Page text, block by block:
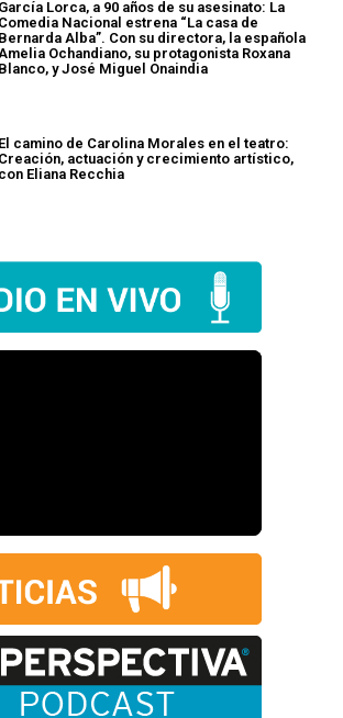
García Lorca, a 90 años de su asesinato: La
Comedia Nacional estrena “La casa de
Bernarda Alba”. Con su directora, la española
Amelia Ochandiano, su protagonista Roxana
Blanco, y José Miguel Onaindia
El camino de Carolina Morales en el teatro:
Creación, actuación y crecimiento artístico,
con Eliana Recchia